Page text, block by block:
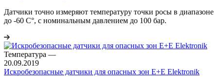
Датчики точно измеряют температуру точки росы в диапазоне
до -60 С°, с номинальным давлением до 100 бар.
Температура —
20.09.2019
Искробезопасные датчики для опасных зон E+E Elektronik